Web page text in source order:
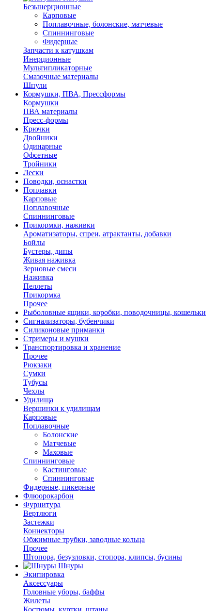
Безынерционные
Карповые
Поплавочные, болонские, матчевые
Спиннинговые
Фидерные
Запчасти к катушкам
Инерционные
Мультипликаторные
Смазочные материалы
Шпули
Кормушки, ПВА, Прессформы
Кормушки
ПВА материалы
Пресс-формы
Крючки
Двойники
Одинарные
Офсетные
Тройники
Лески
Поводки, оснастки
Поплавки
Карповые
Поплавочные
Спиннинговые
Прикормки, наживки
Ароматизаторы, спреи, атрактанты, добавки
Бойлы
Бустеры, дипы
Живая наживка
Зерновые смеси
Наживка
Пеллеты
Прикормка
Прочее
Рыболовные ящики, коробки, поводочницы, кошельки
Сигнализаторы, бубенчики
Силиконовые приманки
Стримеры и мушки
Транспортировка и хранение
Прочее
Рюкзаки
Сумки
Тубусы
Чехлы
Удилища
Вершинки к удилищам
Карповые
Поплавочные
Болонские
Матчевые
Маховые
Спиннинговые
Кастинговые
Спиннинговые
Фидерные, пикерные
Флюорокарбон
Фурнитура
Вертлюги
Застежки
Коннекторы
Обжимные трубки, заводные кольца
Прочее
Штопора, безузловки, стопора, клипсы, бусины
Шнуры
Экипировка
Аксессуары
Головные уборы, баффы
Жилеты
Костюмы, куртки, штаны